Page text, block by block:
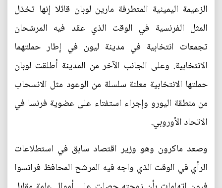
الزعيمة اليمينية المتطرفة مارين لوبان قائلا إنها تخذل
المثل الفرنسية في الوقت الذي عقد فيه المرشحان
تجمعات انتخابية في مدينة ليون في إطار حملتهما
الانتخابية. وعلى الجانب الآخر من المدينة أطلقت لوبان
حملتها الانتخابية معلنة سلسلة من الوعود مثل الانسحاب
من منطقة اليورو وإجراء استفتاء على عضوية فرنسا في
الاتحاد الأوروبي.
وصعد ماكرون وهو وزير اقتصاد سابق في استطلاعات
الرأي في الوقت الذي واجه فيه المرشح المحافظ فرانسوا